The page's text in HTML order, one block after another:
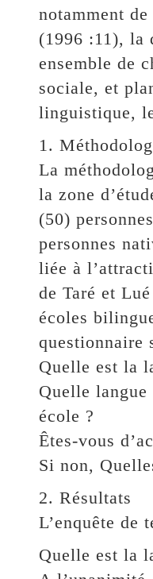
notamment
(1996 :11), la
ensemble de
sociale, et
linguistique,
1.
La
la zone
(50)
personnes
liée à
de Taré et
écoles
questionnaire
Quelle est la
Quelle
école ?
Êtes-vous
Si non,
2. Résultats
L’enquête de
Quelle est la